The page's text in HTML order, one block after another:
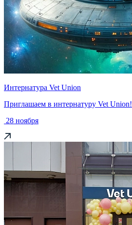
Интернатура Vet Union
Приглашаем в интернатуру Vet Union!
28 ноября